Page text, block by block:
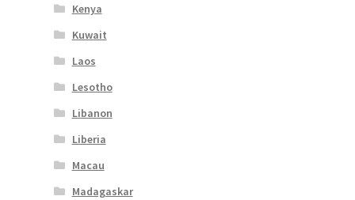
Kenya
Kuwait
Laos
Lesotho
Libanon
Liberia
Macau
Madagaskar